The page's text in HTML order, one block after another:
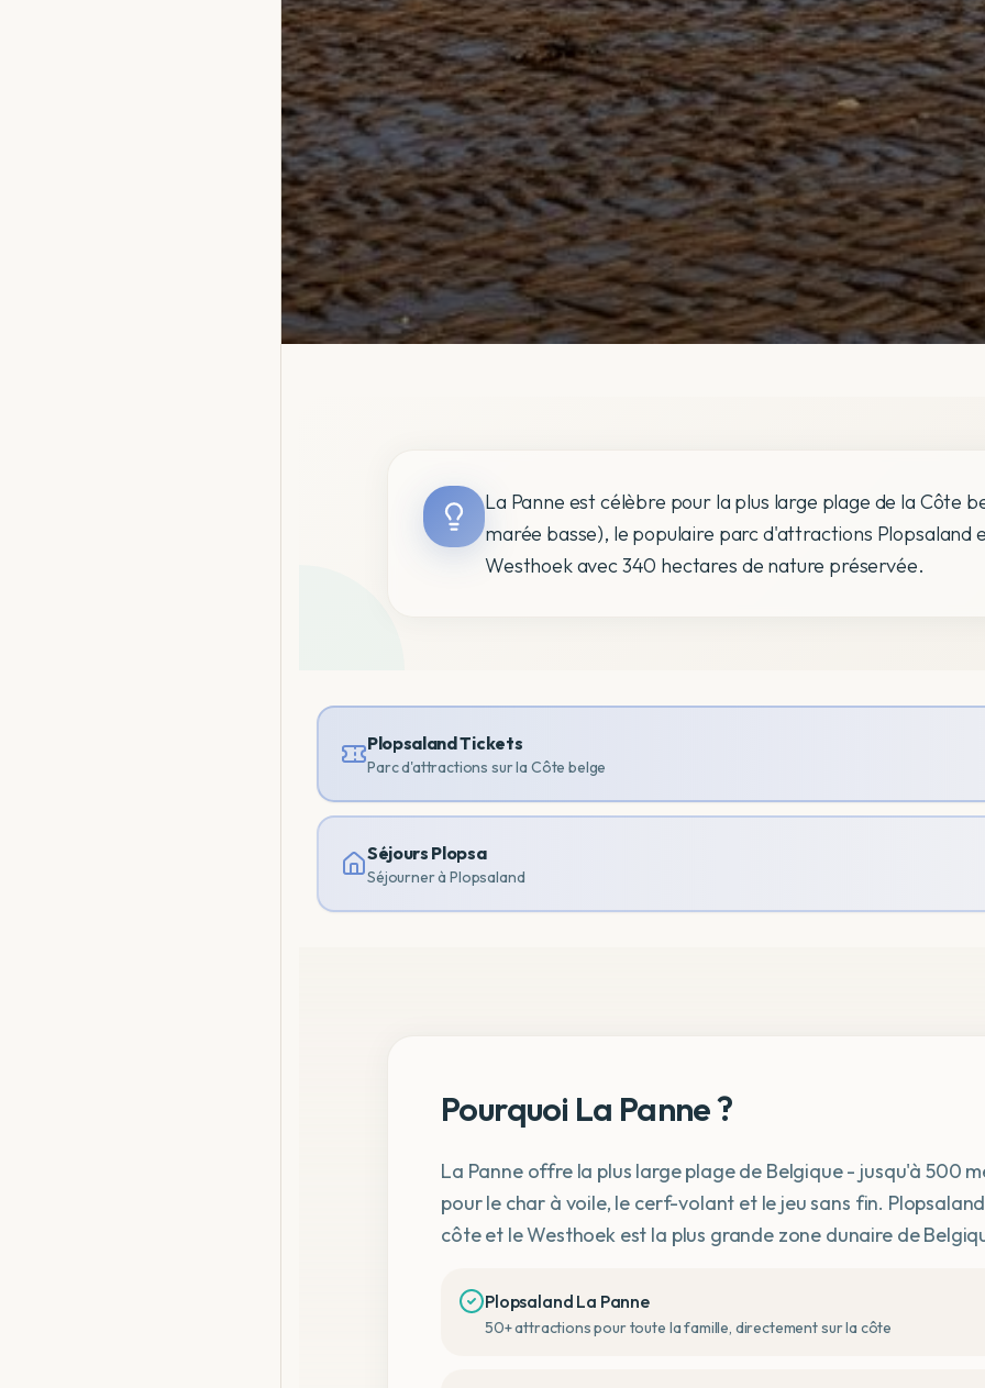
La Panne est célèbre pour la plus large plage de la Côte
marée basse), le populaire parc d'attractions Plopsaland
Westhoek avec 340 hectares de nature préservée.
Plopsaland Tickets
Parc d'attractions sur la Côte belge
Séjours Plopsa
Séjourner à Plopsaland
Pourquoi La Panne ?
La Panne offre la plus large plage de Belgique - jusqu'à 500
pour le char à voile, le cerf-volant et le jeu sans fin.
côte et le Westhoek est la plus grande zone dunaire de
Plopsaland La Panne
50+ attractions pour toute la famille, directement sur la côte